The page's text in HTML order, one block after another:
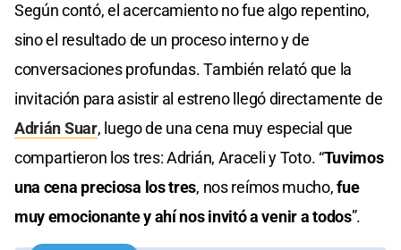
Según contó, el acercamiento no fue algo repentino,
sino el resultado de un proceso interno y de
conversaciones profundas. También relató que la
invitación para asistir al estreno llegó directamente de
Adrián Suar, luego de una cena muy especial que
compartieron los tres: Adrián, Araceli y Toto. “Tuvimos
una cena preciosa los tres, nos reímos mucho,fue
muy emocionante y ahí nos invitó a venir a todos”.